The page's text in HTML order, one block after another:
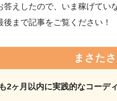
答えしたので、いま稼げてい
後まで記事をご覧ください！
まさた
2ヶ月以内に実践的なコーデ